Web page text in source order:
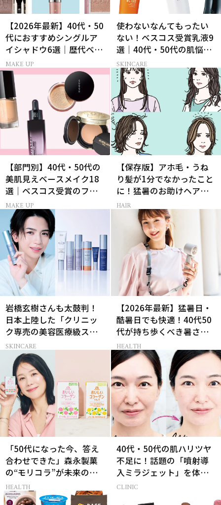
【2026年最新】40代・50
代におすすめシングルア
イシャドウ6選｜歴代ベス
トコスメ受賞まとめ
MAKE UP
使わないなんてもったい
ない！ベスコス受賞乳液9
選｜40代・50代の肌悩み
別まとめ
SKINCARE
【部門別】40代・50代の
美肌見えベースメイク18
選｜ベスコス受賞のファ
ンデ・下地・パウダー
MAKE UP
【保存版】アホ毛・うね
り髪が1分でなかったこと
に！猛暑のお助けヘアア
イテム16選
HAIR
岩橋玄樹さんも太鼓判！
日本上陸した「クリニッ
ク専売の美容医療級スキ
ンケア」
SKINCARE
【2026年最新】猛暑日・
酷暑日でも快適！40代50
代が持ち歩くべき暑さ対
策グッズ
HEALTH
「50代になった今、答え
合わせできた」森永製菓
の“モリコラ”が未来のキ
レイを連れてくる！
HEALTH
40代・50代の肌ハリツヤ
不足に！話題の「噴射導
入ミラジェット」を体験
してみた
CLINIC